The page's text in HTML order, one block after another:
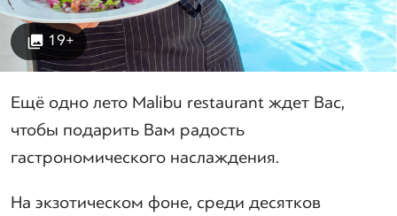
19+
Ещё одно лето Malibu restaurant ждет Вас,
чтобы подарить Вам радость
гастрономического наслаждения.
На экзотическом фоне, среди десятков